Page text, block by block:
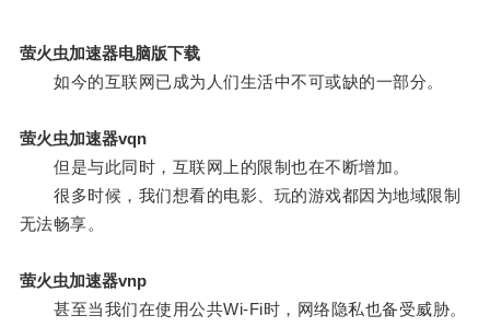
萤火虫加速器电脑版下载
如今的互联网已成为人们生活中不可或缺的一部分。
萤火虫加速器vqn
但是与此同时，互联网上的限制也在不断增加。
很多时候，我们想看的电影、玩的游戏都因为地域限制
无法畅享。
萤火虫加速器vnp
甚至当我们在使用公共Wi-Fi时，网络隐私也备受威胁。